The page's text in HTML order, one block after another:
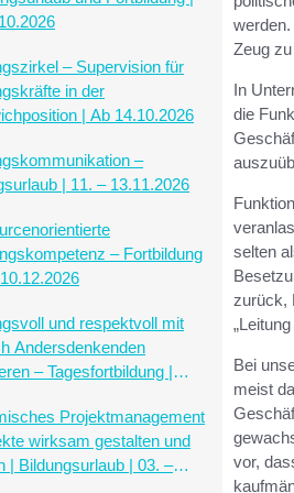
Zeug
In
die
selten
zurück,
Bei
meist
vor,
– Supervision für
in der
| Ab 14.10.2026
–
| 11. – 13.11.2026
– Fortbildung
und respektvoll mit
Andersdenkenden
– Tagesfortbildung |
Projektmanagement
wirksam gestalten und
| Bildungsurlaub | 03. –